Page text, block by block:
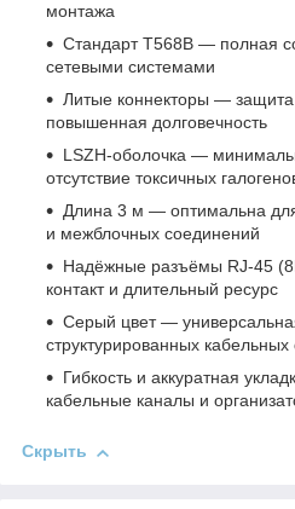
монтажа
Стандарт T568B — полная
сетевыми системами
Литые коннекторы — защита
повышенная долговечность
LSZH‑оболочка —
отсутствие токсичных
Длина 3 м — оптимальна
и межблочных соединений
Надёжные разъёмы RJ‑45
контакт и длительный ресурс
Серый цвет —
структурированных кабельных
Гибкость и аккуратная
кабельные каналы и
Скрыть